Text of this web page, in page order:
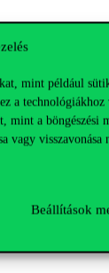
mint például
a
mint a böngészési
vagy
Beállítások
(ENG)
a
fejlődésébe,